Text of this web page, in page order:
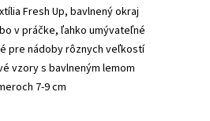
Fresh Up, bavlnený okraj
v práčke, ľahko umývateľné
pre nádoby rôznych veľkostí
vzory s bavlneným lemom
7-9 cm